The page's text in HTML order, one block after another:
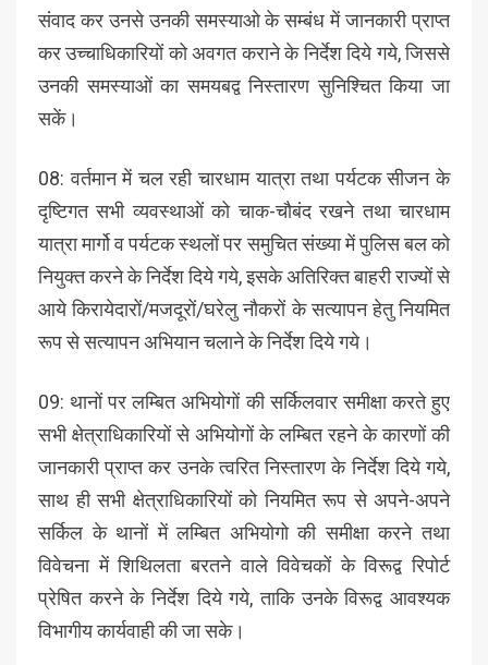
संवाद कर उनसे उनकी समस्याओ के सम्बंध में जानकारी प्राप्त
कर उच्चाधिकारियों को अवगत कराने के निर्देश दिये गये, जिससे
उनकी समस्याओं का समयबद्व निस्तारण सुनिश्चित किया जा
सकें।
08: वर्तमान में चल रही चारधाम यात्रा तथा पर्यटक सीजन के
दृष्टिगत सभी व्यवस्थाओं को चाक-चौबंद रखने तथा चारधाम
यात्रा मार्गो व पर्यटक स्थलों पर समुचित संख्या में पुलिस बल को
नियुक्त करने के निर्देश दिये गये, इसके अतिरिक्त बाहरी राज्यों से
आये किरायेदारों/मजदूरों/घरेलु नौकरों के सत्यापन हेतु नियमित
रूप से सत्यापन अभियान चलाने के निर्देश दिये गये।
09: थानों पर लम्बित अभियोगों की सर्किलवार समीक्षा करते हुए
सभी क्षेत्राधिकारियों से अभियोगों के लम्बित रहने के कारणों की
जानकारी प्राप्त कर उनके त्वरित निस्तारण के निर्देश दिये गये,
साथ ही सभी क्षेत्राधिकारियों को नियमित रूप से अपने-अपने
सर्किल के थानों में लम्बित अभियोगो की समीक्षा करने तथा
विवेचना में शिथिलता बरतने वाले विवेचकों के विरूद्व रिपोर्ट
प्रेषित करने के निर्देश दिये गये, ताकि उनके विरूद्व आवश्यक
विभागीय कार्यवाही की जा सके।